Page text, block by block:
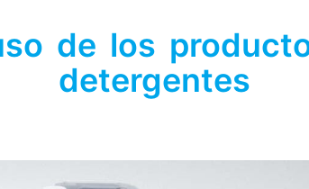
de los
detergentes